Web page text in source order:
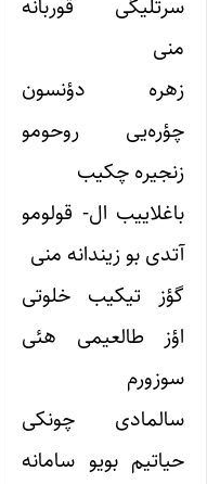
سرتلیگی قوربانه
منی
زهره دؤنسون
چؤره‌یی روحومو
زنجیره چکیب
باغلاییب ال- قولومو
آتدی بو زیندانه منی
گؤز تیکیب خلوتی
اؤز طالعیمی هئی
سوزورم
سالمادی چونکی
حیاتیم بویو سامانه